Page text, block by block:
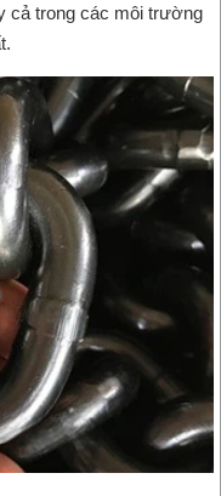
cả trong các môi trường